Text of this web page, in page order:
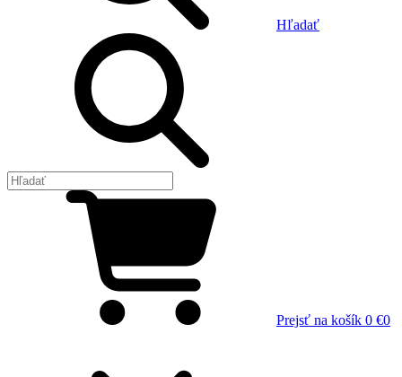
Hľadať
Prejsť na košík 0 €0